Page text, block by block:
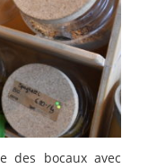
des bocaux avec